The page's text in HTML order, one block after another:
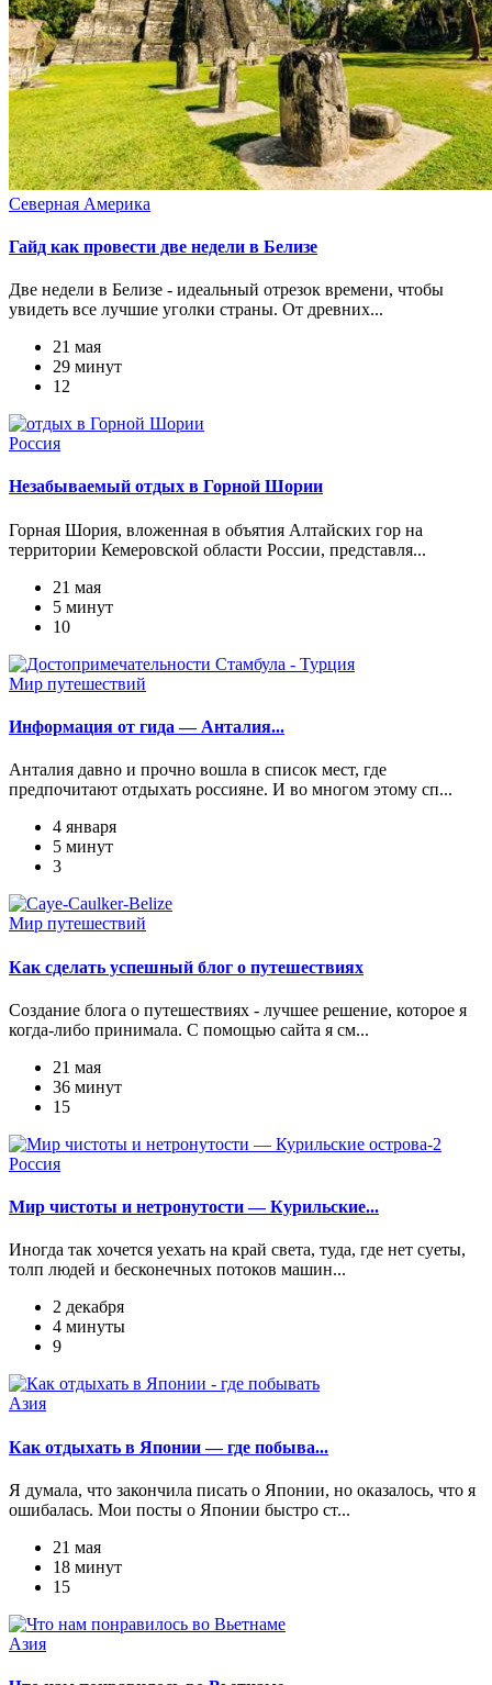
Северная Америка
Гайд как провести две недели в Белизе
Две недели в Белизе - идеальный отрезок времени, чтобы
увидеть все лучшие уголки страны. От древних...
21 мая
29 минут
12
Россия
Незабываемый отдых в Горной Шории
Горная Шория, вложенная в объятия Алтайских гор на
территории Кемеровской области России, представля...
21 мая
5 минут
10
Мир путешествий
Информация от гида — Анталия...
Анталия давно и прочно вошла в список мест, где
предпочитают отдыхать россияне. И во многом этому сп...
4 января
5 минут
3
Мир путешествий
Как сделать успешный блог о путешествиях
Создание блога о путешествиях - лучшее решение, которое я
когда-либо принимала. С помощью сайта я см...
21 мая
36 минут
15
Россия
Мир чистоты и нетронутости — Курильские...
Иногда так хочется уехать на край света, туда, где нет суеты,
толп людей и бесконечных потоков машин...
2 декабря
4 минуты
9
Азия
Как отдыхать в Японии — где побыва...
Я думала, что закончила писать о Японии, но оказалось, что я
ошибалась. Мои посты о Японии быстро ст...
21 мая
18 минут
15
Азия